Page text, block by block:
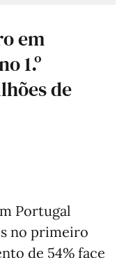
em
1.º
de
Portugal
no primeiro
de 54% face